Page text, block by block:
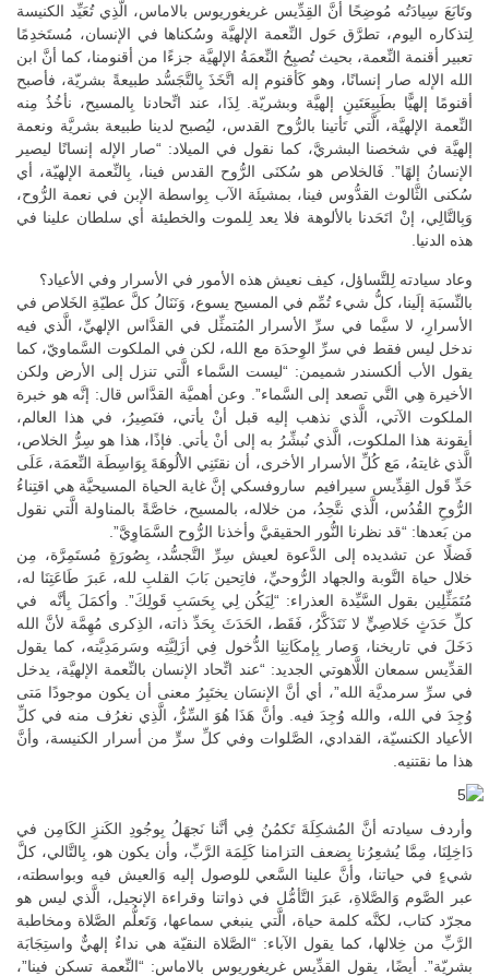
وتَابَعَ سِيادَتُه مُوضِحًا أنَّ القِدِّيس غريغوريوس بالاماس، الَّذِي تُعَيِّد الكنيسة
لِتذكاره اليوم، تطرَّق حَول النِّعمة الإلهيَّة وسُكناها في الإنسان، مُستَخدِمًا
تعبير أقنمة النِّعمة، بحيث تُصبِحُ النِّعمَةُ الإلهيَّة جزءًا من أقنومنا، كما أنَّ ابن
الله الإله صار إنسانًا، وهو كَأقنوم إله اتَّخَذَ بِالتَّجَسُّد طبيعةً بشريّة، فأصبح
أقنومًا إلهيًّا بطَبِيعَتَينِ إلهيَّة وبشريّة. لِذَا، عند اتِّحادنا بِالمسيح، نأخُذُ مِنه
النِّعمة الإلهيَّة، الَّتي تَأتينا بالرُّوح القدس، ليُصبح لدينا طبيعة بشريَّة ونعمة
إلهيَّة في شخصنا البشريَّ، كما نقول في الميلاد: “صار الإله إنسانًا ليصير
الإنسانُ إلهًا”. فَالخلاص هو سُكنَى الرُّوح القدس فينا، بِالنِّعمة الإلهيّة، أي
سُكنى الثَّالوث القدُّوس فينا، بمشيئَة الآب بِواسطة الإبن في نعمة الرُّوح،
وَبِالتَّالِي، إنْ اتَحَدنا بالألوهة فلا يعد لِلموت والخطيئة أي سلطان علينا في
هذه الدنيا.
وعاد سيادته لِلتَّساؤل، كيف نعيش هذه الأمور في الأسرار وفي الأعياد؟
بالنِّسبَة إلَينا، كلُّ شيء تُمِّم في المسيح يسوع، وَنَنَالُ كلَّ عطيّةِ الخَلاص في
الأسرارِ، لا سيَّما في سرِّ الأسرار المُتمثِّل في القدَّاس الإلهيِّ، الَّذي فيه
ندخل ليس فقط في سرِّ الوِحدَة مع الله، لكن في الملكوت السَّماويّ، كما
يقول الأب ألكسندر شميمن: “ليست السَّماء الَّتي تنزل إلى الأرض ولكن
الأخيرة هِي التَّي تصعد إلى السَّماء”. وعن أهميَّة القدَّاس قال: إنَّه هو خبرة
الملكوت الآتي، الَّذي نذهب إليه قبل أنْ يأتي، فنَصِيرُ، في هذا العالم،
أيقونة هذا الملكوت، الَّذي نُبشِّرُ به إلى أنْ يأتي. فإذًا، هذا هو سِرُّ الخلاص،
الَّذي غايتهُ، مَع كُلِّ الأسرار الأخرى، أن نقتَنِي الألُوهَةَ بِوَاسِطَة النِّعمَة، عَلَى
حَدِّ قَول القِدِّيس سيرافيم ساروفسكي إنَّ غاية الحياة المسيحيَّة هي اقتِناءُ
الرُّوحِ القُدُس، الَّذي نتَّحِدُ، من خلاله، بالمسيح، خاصَّةً بالمناولة الَّتي نقول
من بَعدها: “قد نظرنا النُّور الحقيقيَّ وأخذنا الرُّوح السَّمَاوِيَّ”.
فَضلًا عن تشديده إلى الدَّعوة لعيش سِرِّ التَّجسُّد، بِصُورَةٍ مُستَمِرَّة، مِن
خلال حياة التَّوبة والجهاد الرُّوحيِّ، فاتِحين بَابَ القلبِ لله، عَبرَ طَاعَتِنَا له،
مُتَمَثِّلِين بقول السَّيِّدة العذراء: “لِيَكُن لِي بِحَسَبِ قَولِكَ”. وأكمَلَ بِأنَّه في
كلِّ حَدَثٍ خَلاصِيٍّ لا نَتَذَكَّرُ، فَقَط، الحَدَثَ بِحَدِّ ذاته، الذِكرى مُهِمَّة لأنَّ الله
دَخَلَ في تاريخنا، وَصار بِإمكَانِنِا الدُّخول فِي أزَلِيَّتِه وسَرمَدِيَّته، كما يقول
القدِّيس سمعان اللَّاهوتي الجديد: “عند اتِّحاد الإنسان بالنِّعمة الإلهيَّة، يدخل
في سرِّ سرمديَّة الله”، أي أنَّ الإنسَان يختَبِرُ معنى أن يكون موجودًا مَتى
وُجِدَ في الله، والله وُجِدَ فيه. وأنَّ هَذَا هُوَ السِّرُّ، الَّذِي نغرُف منه في كلِّ
الأعياد الكنسيّة، القدادي، الصَّلوات وفي كلِّ سرٍّ من أسرار الكنيسة، وأنَّ
هذا ما نقتنيه.
وأردف سيادته أنَّ المُشكِلَةَ تَكمُنُ فِي أنَّنا نَجهَلُ بِوجُودِ الكَنزِ الكَامِن في
دَاخِلِنَا، مِمَّا يُشعِرُنا بِضعف التزامنا كَلِمَة الرَّبِّ، وأن يكون هو، بِالتَّالي، كلَّ
شيءٍ في حياتنا، وأنَّ علينا السَّعي للوصول إليه وَالعيش فيه وبواسطته،
عبر الصَّوم وَالصَّلاةِ، عَبرَ التَّأمُّل في ذواتنا وقراءة الإنجيل، الَّذي ليس هو
مجرّد كتاب، لكنَّه كلمة حياة، الَّتي ينبغي سماعها، وَتَعلُّم الصَّلاة ومخاطبة
الرَّبِّ من خِلالها، كما يقول الآباء: “الصَّلاة النقيّة هي نداءٌ إلهيٌّ واستِجَابَة
بشريّة”. أيضًا، يقول القدِّيس غريغوريوس بالاماس: “النِّعمة تسكن فينا”،